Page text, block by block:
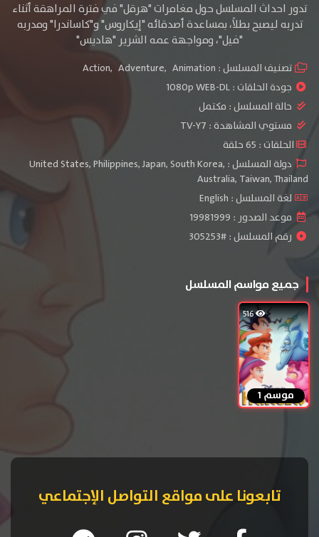
تدور احداث المسلسل حول مغامرات "هرقل" في فترة المراهقة أثناء
تدربه ليصبح بطلاً، بمساعدة أصدقائه "إيكاروس" و"كاساندرا" ومدربه
"فيل"، ومواجهة عمه الشرير "هاديس"
تصنيف المسلسل : Action, Adventure, Animation
جودة الحلقات :1080p WEB-DL
حالة المسلسل : مكتمل
مستوي المشاهدة : TV-Y7
الحلقات : 65 حلقة
دولة المسلسل : United States, Philippines, Japan, South Korea,
Australia, Taiwan, Thailand
لغة المسلسل : English
موعد الصدور : 19981999
رقم المسلسل : #305253
جميع مواسم المسلسل
516
موسم 1
تابعونا على مواقع التواصل الإجتماعي